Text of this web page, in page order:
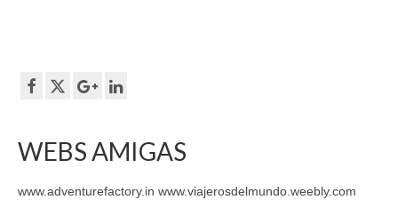
WEBS AMIGAS
www.adventurefactory.in www.viajerosdelmundo.weebly.com